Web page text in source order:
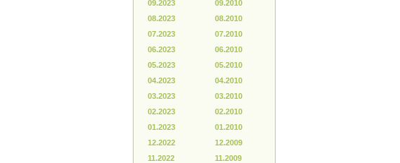
09.2023
08.2023
07.2023
06.2023
05.2023
04.2023
03.2023
02.2023
01.2023
12.2022
11.2022
09.2010
08.2010
07.2010
06.2010
05.2010
04.2010
03.2010
02.2010
01.2010
12.2009
11.2009